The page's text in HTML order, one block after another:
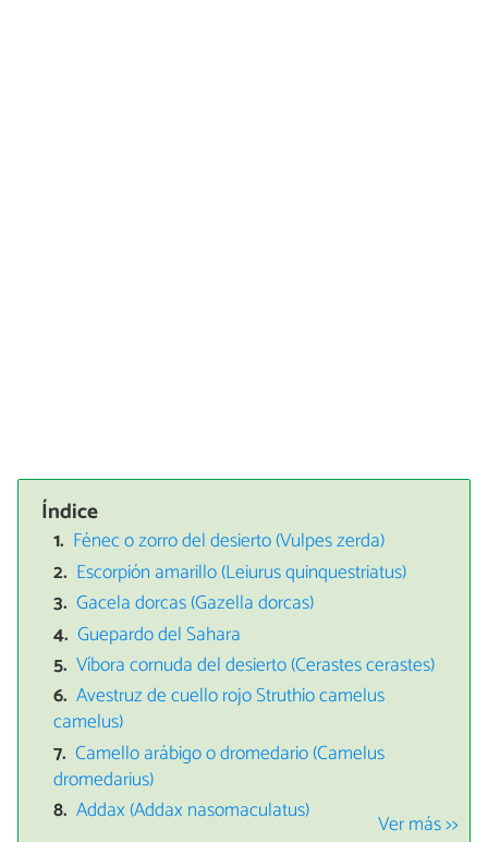
Índice
Fénec o zorro del desierto (Vulpes zerda)
Escorpión amarillo (Leiurus quinquestriatus)
Gacela dorcas (Gazella dorcas)
Guepardo del Sahara
Víbora cornuda del desierto (Cerastes cerastes)
Avestruz de cuello rojo Struthio camelus
camelus)
Camello arábigo o dromedario (Camelus
dromedarius)
Addax (Addax nasomaculatus)
Ver más >>